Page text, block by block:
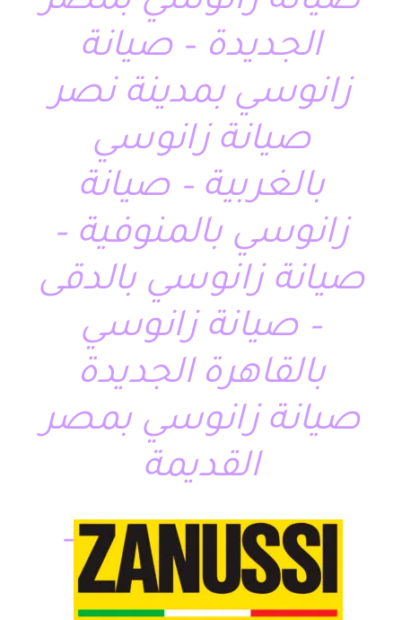
الجديدة – صيانة
زانوسي بمدينة نصر
صيانة زانوسي
بالغربية – صيانة
زانوسي بالمنوفية –
صيانة زانوسي بالدقى
– صيانة زانوسي
بالقاهرة الجديدة
صيانة زانوسي بمصر
القديمة
–